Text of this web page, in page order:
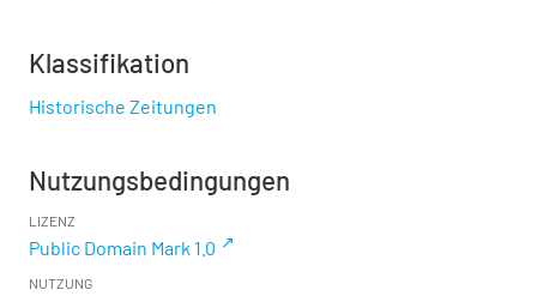
Klassifikation
Historische Zeitungen
Nutzungsbedingungen
LIZENZ
Public Domain Mark 1.0
NUTZUNG